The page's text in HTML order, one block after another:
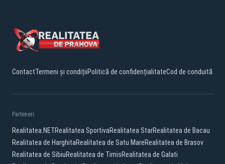
ContactTermeni și condițiiPolitică de confidențialitateCod de conduită
Parteneri:
Realitatea.NETRealitatea SportivaRealitatea StarRealitatea de Bacau
Realitatea de HarghitaRealitatea de Satu MareRealitatea de Brasov
Realitatea de SibiuRealitatea de TimisRealitatea de Galati